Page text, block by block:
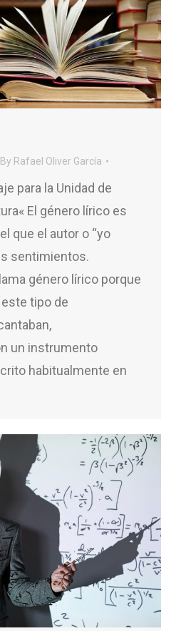
By Rafael Oliver García
para la Unidad de
El género lírico es
que el autor o “yo
sentimientos.
género lírico porque
tipo de
un instrumento
habitualmente en